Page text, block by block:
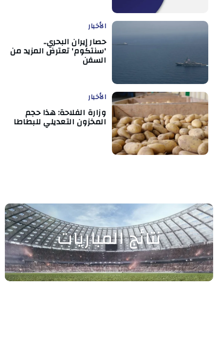
الأخبار
حصار إيران البحري..
'سنتكوم' تعترض المزيد من
السفن
الأخبار
وزارة الفلاحة: هذا حجم
المخزون التعديلي للبطاطا
نتائج المباريات